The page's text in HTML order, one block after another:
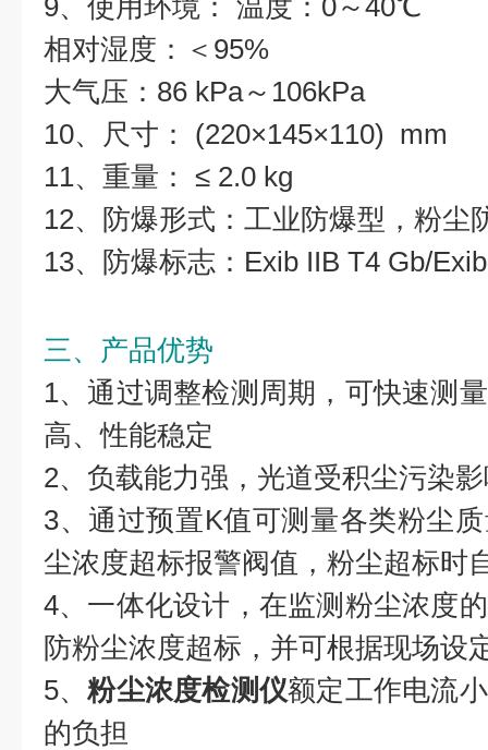
9、使用环境： 温度：0～40℃
相对湿度：＜95%
大气压：86 kPa～106kPa
10、尺寸： (220×145×110) mm
11、重量： ≤ 2.0 kg
12、防爆形式：工业防爆型，粉尘
13、防爆标志：Exib IIB T4 Gb/
三、产品优势
1、通过调整检测周期，可快速测
高、性能稳定
2、负载能力强，光道受积尘污染
3、通过预置K值可测量各类粉尘
尘浓度超标报警阀值，粉尘超标时
4、一体化设计，在监测粉尘浓度
防粉尘浓度超标，并可根据现场设
5、粉尘浓度检测仪额定工作电流
的负担